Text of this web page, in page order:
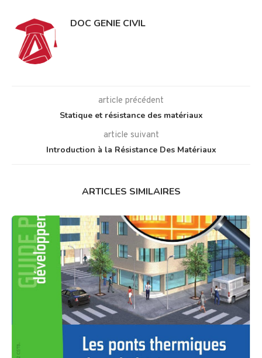
DOC GENIE CIVIL
article précédent
Statique et résistance des matériaux
article suivant
Introduction à la Résistance Des Matériaux
ARTICLES SIMILAIRES